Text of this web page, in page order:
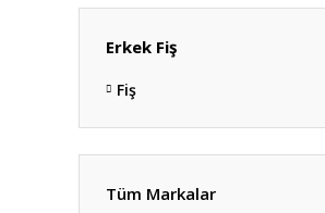
Erkek Fiş
Fiş
Tüm Markalar